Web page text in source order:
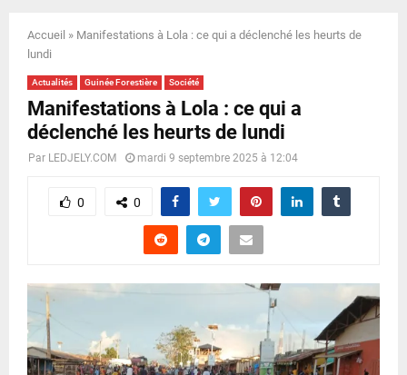
N
U
Accueil » Manifestations à Lola : ce qui a déclenché les heurts de
lundi
Actualités Guinée Forestière Société
Manifestations à Lola : ce qui a
déclenché les heurts de lundi
Par LEDJELY.COM mardi 9 septembre 2025 à 12:04
0 0